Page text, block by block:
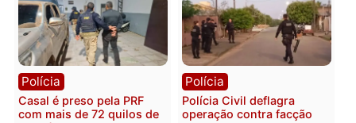
Polícia Polícia